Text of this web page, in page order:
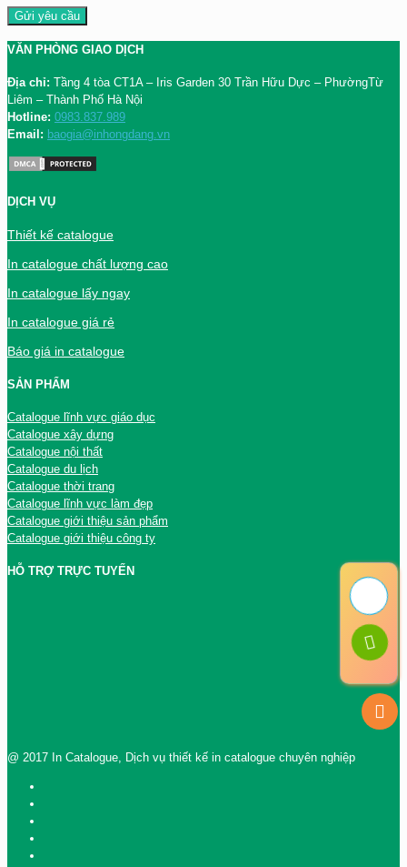
VĂN PHÒNG GIAO DỊCH
Địa chỉ: Tầng 4 tòa CT1A – Iris Garden 30 Trần Hữu Dực – PhườngTừ
Liêm – Thành Phố Hà Nội
Hotline: 0983.837.989
Email: baogia@inhongdang.vn
DỊCH VỤ
Thiết kế catalogue
In catalogue chất lượng cao
In catalogue lấy ngay
In catalogue giá rẻ
Báo giá in catalogue
SẢN PHẨM
Catalogue lĩnh vực giáo dục
Catalogue xây dựng
Catalogue nội thất
Catalogue du lịch
Catalogue thời trang
Catalogue lĩnh vực làm đẹp
Catalogue giới thiệu sản phẩm
Catalogue giới thiệu công ty
HỖ TRỢ TRỰC TUYẾN
@ 2017 In Catalogue, Dịch vụ thiết kế in catalogue chuyên nghiệp